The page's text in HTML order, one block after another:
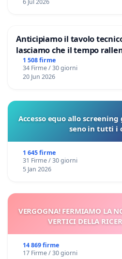
6 Jul 2026
Anticipiamo il tavolo
lasciamo che il tempo
Domenico Racanati
1 508 firme
34 Firme / 30 giorni
20 Jun 2026
Accesso equo allo
seno in tutti i
1 645 firme
31 Firme / 30 giorni
5 Jan 2026
VERGOGNA! FERMIAMO LA
VERTICI DELLA
14 869 firme
17 Firme / 30 giorni